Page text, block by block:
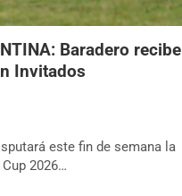
Baradero recibe
Invitados
este fin de semana la
2026…